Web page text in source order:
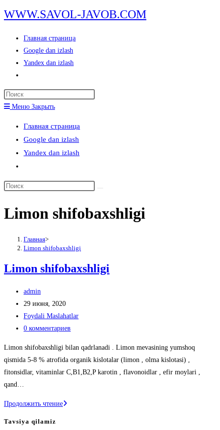
Перейти
к
содержимому
WWW.SAVOL-JAVOB.COM
Главная страница
Google dan izlash
Yandex dan izlash
по
веб-
сайту
Меню Закрыть
Главная страница
Google dan izlash
Yandex dan izlash
по
сайту
Поиск
сайте
Limon shifobaxshligi
Главная>
Limon shifobaxshligi
Limon shifobaxshligi
Автор
записи:
admin
Запись
опубликована:
29 июня, 2020
Рубрика
записи:
Foydali Maslahatlar
Комментарии
0 комментариев
Limon shifobaxshligi bilan qadrlanadi . Limon mevasining yumshoq
qismida 5-8 % atrofida organik kislotalar (limon , olma kislotasi) ,
fitonsidlar, vitaminlar C,B1,B2,P karotin , flavonoidlar , efir moylari ,
qand…
Продолжить чтениеLimon
Tavsiya qilamiz